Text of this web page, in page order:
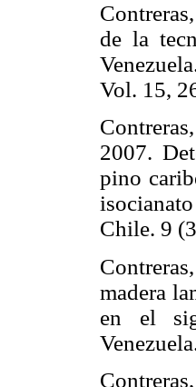
de la
Vol. 15,
2007.
pino
Chile.
madera
en el